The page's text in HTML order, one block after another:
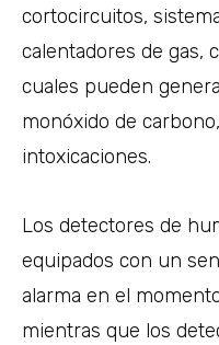
cortocircuitos,
calentadores de gas,
cuales pueden
monóxido de
intoxicaciones.
Los detectores de
equipados con un
alarma en el
mientras que los